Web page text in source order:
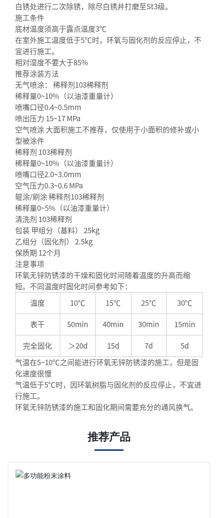
白锈处进行二次除锈，除尽白锈并打磨至St3级。
施工条件
底材温度须高于露点温度3℃
在室外施工温度低于5℃时，环氧与固化剂的反应停止，不
宜进行施工。
相对湿度不要大于85%
推荐涂装方法
无气喷涂： 稀释剂103稀释剂
稀释量0~10%（以油漆重量计）
喷嘴口径0.4~0.5mm
喷出压力 15~17 MPa
空气喷涂 大面积施工不推荐，仅使用于小面积的修补或小
型被涂件
稀释剂 103稀释剂
稀释量0~10%（以油漆重量计）
喷嘴口径2.0~3.0mm
空气压力0.3~0.6 MPa
辊涂/刷涂 稀释剂103稀释剂
稀释量0~5%（以油漆重量计）
清洗剂 103稀释剂
包装 甲组分（基料） 25kg
乙组分（固化剂） 2.5kg
保质期 12个月
注意事项
环氧无锌防锈漆的干燥和固化时间随着温度的升高而缩
短。不同温度时固化时间参考如下：
温度 10℃ 15℃ 25℃ 30℃
表干 50min 40min 30min 15min
完全固化 ＞20d 15d 7d 5d
气温在5~10℃之间能进行环氧无锌防锈漆的施工，但是固
化速度很慢
气温低于5℃时，因环氧树脂与固化剂的反应停止，不宜进
行施工。
环氧无锌防锈漆的施工和固化期间需要充分的通风换气。
推荐产品